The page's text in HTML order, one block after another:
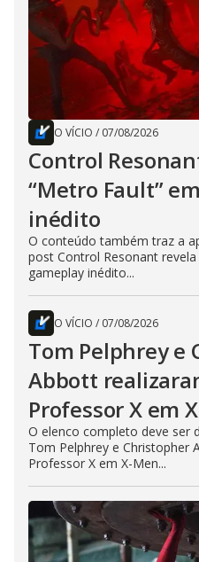
O VÍCIO / 07/08/2026
Control
“Metro Fault”
inédito
O conteúdo também traz a
post Control Resonant
gameplay inédito...
O VÍCIO / 07/08/2026
Tom Pelphrey e
Abbott
Professor X em
O elenco completo deve ser
Tom Pelphrey e Christopher
Professor X em X-Men...